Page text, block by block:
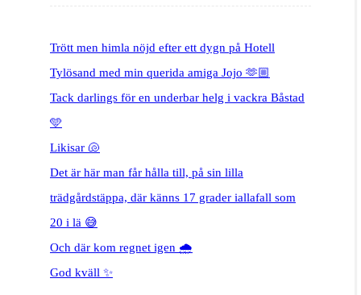
Trött men himla nöjd efter ett dygn på Hotell
Tylösand med min querida amiga Jojo 🫶🏼
Tack darlings för en underbar helg i vackra Båstad
🩵
Likisar 🐚
Det är här man får hålla till, på sin lilla
trädgårdstäppa, där känns 17 grader iallafall som
20 i lä 😅
Och där kom regnet igen 🌧️
God kväll ✨